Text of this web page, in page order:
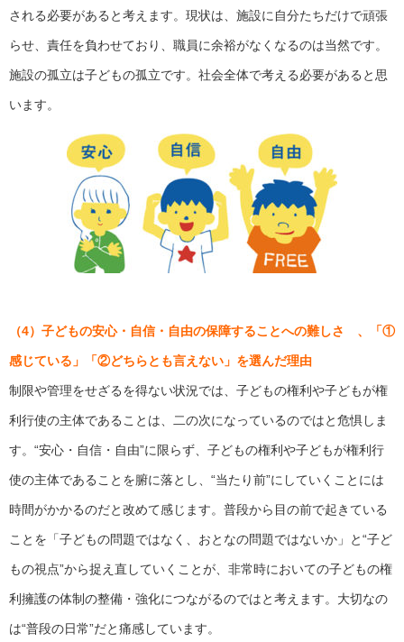
される必要があると考えます。現状は、施設に自分たちだけで頑張
らせ、責任を負わせており、職員に余裕がなくなるのは当然です。
施設の孤立は子どもの孤立です。社会全体で考える必要があると思
います。
（4）子どもの安心・自信・自由の保障することへの難しさ 、「①
感じている」「②どちらとも言えない」を選んだ理由
制限や管理をせざるを得ない状況では、子どもの権利や子どもが権
利行使の主体であることは、二の次になっているのではと危惧しま
す。“安心・自信・自由”に限らず、子どもの権利や子どもが権利行
使の主体であることを腑に落とし、“当たり前”にしていくことには
時間がかかるのだと改めて感じます。普段から目の前で起きている
ことを「子どもの問題ではなく、おとなの問題ではないか」と“子ど
もの視点”から捉え直していくことが、非常時においての子どもの権
利擁護の体制の整備・強化につながるのではと考えます。大切なの
は“普段の日常”だと痛感しています。